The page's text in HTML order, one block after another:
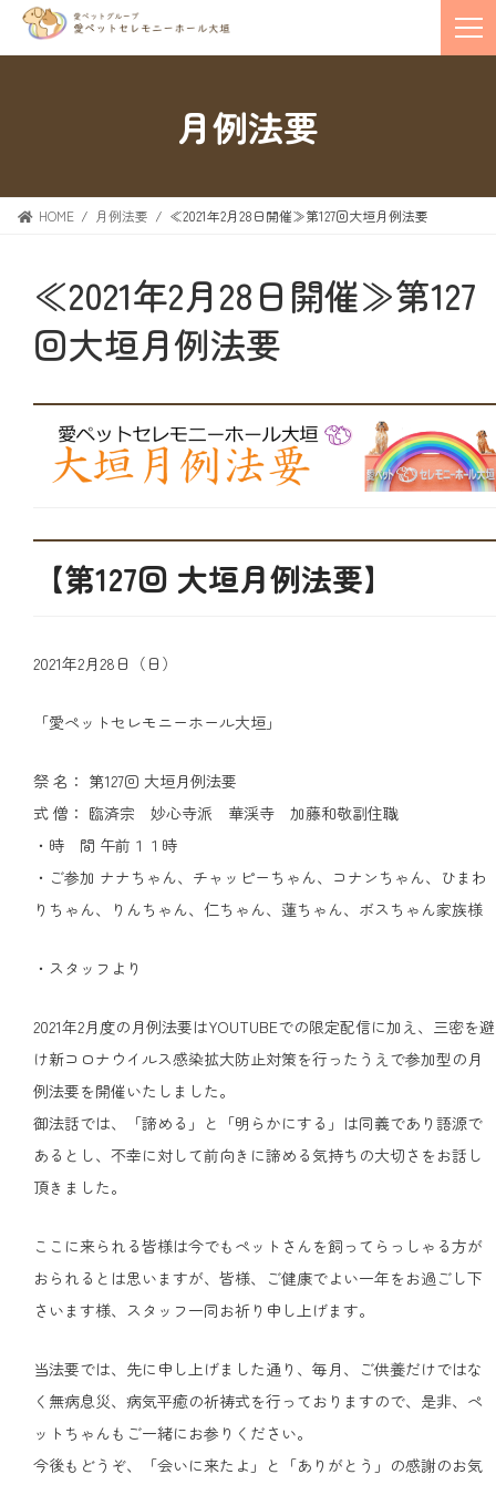
月例法要
HOME 月例法要 ≪2021年2月28日開催≫第127回大垣月例法要
≪2021年2月28日開催≫第127
回大垣月例法要
【第127回 大垣月例法要】
2021年2月28日（日）
「愛ペットセレモニーホール大垣」
祭 名： 第127回 大垣月例法要
式 僧： 臨済宗 妙心寺派 華渓寺 加藤和敬副住職
・時 間 午前１１時
・ご参加 ナナちゃん、チャッピーちゃん、コナンちゃん、ひまわ
りちゃん、りんちゃん、仁ちゃん、蓮ちゃん、ボスちゃん家族様
・スタッフより
2021年2月度の月例法要はYOUTUBEでの限定配信に加え、三密を避
け新コロナウイルス感染拡大防止対策を行ったうえで参加型の月
例法要を開催いたしました。
御法話では、「諦める」と「明らかにする」は同義であり語源で
あるとし、不幸に対して前向きに諦める気持ちの大切さをお話し
頂きました。
ここに来られる皆様は今でもペットさんを飼ってらっしゃる方が
おられるとは思いますが、皆様、ご健康でよい一年をお過ごし下
さいます様、スタッフ一同お祈り申し上げます。
当法要では、先に申し上げました通り、毎月、ご供養だけではな
く無病息災、病気平癒の祈祷式を行っておりますので、是非、ペ
ットちゃんもご一緒にお参りください。
今後もどうぞ、「会いに来たよ」と「ありがとう」の感謝のお気